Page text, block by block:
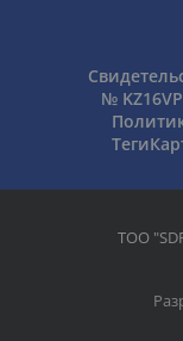
№
Теги
ТОО